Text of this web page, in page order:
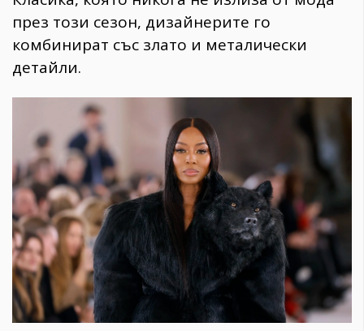
през този сезон, дизайнерите го
комбинират със злато и металически
детайли.